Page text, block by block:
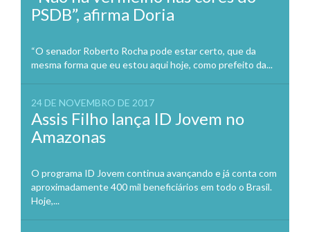
PSDB”, afirma Doria
“O senador Roberto Rocha pode estar certo, que da
mesma forma que eu estou aqui hoje, como prefeito da...
24 DE NOVEMBRO DE 2017
Assis Filho lança ID Jovem no
Amazonas
O programa ID Jovem continua avançando e já conta com
aproximadamente 400 mil beneficiários em todo o Brasil.
Hoje,...